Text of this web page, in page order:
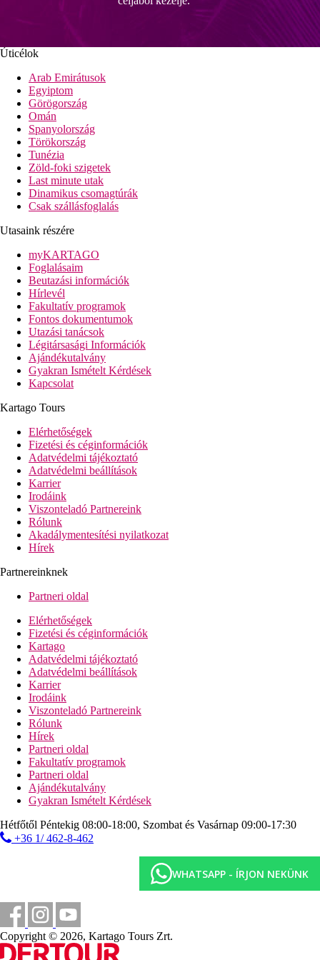
Úticélok
Arab Emirátusok
Egyiptom
Görögország
Omán
Spanyolország
Törökország
Tunézia
Zöld-foki szigetek
Last minute utak
Dinamikus csomagtúrák
Csak szállásfoglalás
Utasaink részére
myKARTAGO
Foglalásaim
Beutazási információk
Hírlevél
Fakultatív programok
Fontos dokumentumok
Utazási tanácsok
Légitársasági Információk
Ajándékutalvány
Gyakran Ismételt Kérdések
Kapcsolat
Kartago Tours
Elérhetőségek
Fizetési és céginformációk
Adatvédelmi tájékoztató
Adatvédelmi beállítások
Karrier
Irodáink
Viszonteladó Partnereink
Rólunk
Akadálymentesítési nyilatkozat
Hírek
Partnereinknek
Partneri oldal
Elérhetőségek
Fizetési és céginformációk
Kartago
Adatvédelmi tájékoztató
Adatvédelmi beállítások
Karrier
Irodáink
Viszonteladó Partnereink
Rólunk
Hírek
Partneri oldal
Fakultatív programok
Partneri oldal
Ajándékutalvány
Gyakran Ismételt Kérdések
Hétfőtől Péntekig 08:00-18:00, Szombat és Vasárnap 09:00-17:30
+36 1/ 462-8-462
WHATSAPP - ÍRJON NEKÜNK
Copyright © 2026, Kartago Tours Zrt.